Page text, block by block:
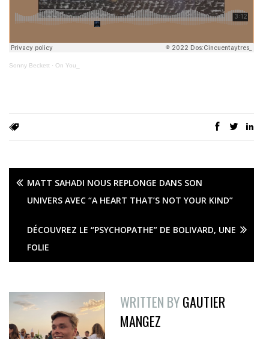
Sonny Beckett · On You_
MATT SAHADI NOUS REPLONGE DANS SON
UNIVERS AVEC “A HEART THAT’S NOT YOUR KIND”
DÉCOUVREZ LE “PSYCHOPATHE” DE BOLIVARD, UNE
FOLIE
WRITTEN BYGAUTIER
MANGEZ